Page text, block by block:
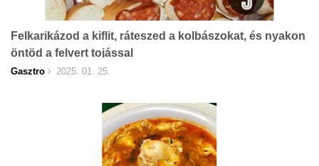
Felkarikázod a kiflit, ráteszed a kolbászokat, és nyakon
öntöd a felvert tojással
Gasztro 2025. 01. 25.